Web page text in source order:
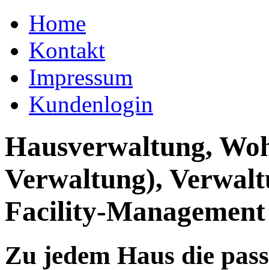
Home
Kontakt
Impressum
Kundenlogin
Hausverwaltung,
Verwaltung),
Facility-Management
Zu jedem Haus die